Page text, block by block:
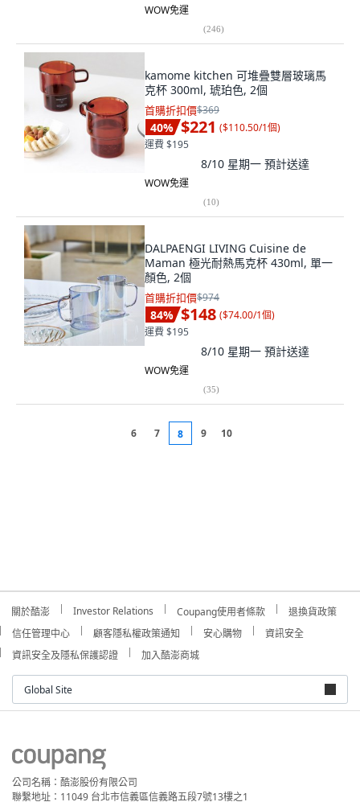
WOW免運
(246)
kamome kitchen 可堆疊雙層玻璃馬
克杯 300ml, 琥珀色, 2個
首購折扣價$369
40% $221 ($110.50/1個)
運費 $195
8/10 星期一 預計送達
WOW免運
(10)
DALPAENGI LIVING Cuisine de
Maman 極光耐熱馬克杯 430ml, 單一
顏色, 2個
首購折扣價$974
84% $148 ($74.00/1個)
運費 $195
8/10 星期一 預計送達
WOW免運
(35)
6 7 8 9 10
關於酷澎 Investor Relations Coupang使用者條款
退換貨政策
信任管理中心
顧客隱私權政策通知 安心購物
資訊安全
資訊安全及隱私保護認證
加入酷澎商城
Global Site
公司名稱：酷澎股份有限公司
聯繫地址：11049 台北市信義區信義路五段7號13樓之1